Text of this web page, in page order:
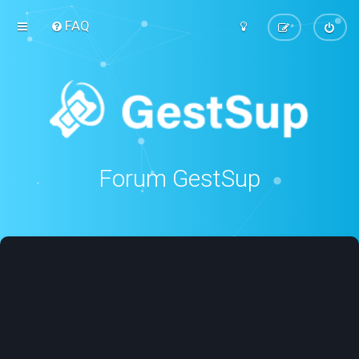
FAQ
Forum GestSup